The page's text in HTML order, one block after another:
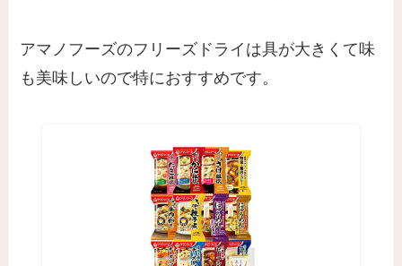
アマノフーズのフリーズドライは具が大きくて味
も美味しいので特におすすめです。